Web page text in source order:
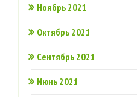
Ноябрь 2021
Октябрь 2021
Сентябрь 2021
Июнь 2021